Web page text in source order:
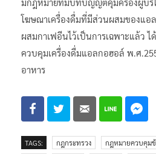
โฆษณาเครื่องดื่มที่มีส่วนผสมของแอ
ผสมกาเฟอีนไว้เป็นการเฉพาะแล้ว
ควบคุมเครื่องดื่มแอลกอฮอล์ พ.ศ
อาหาร
TAGS: กฎกระทรวง กฎหมายควบคุม